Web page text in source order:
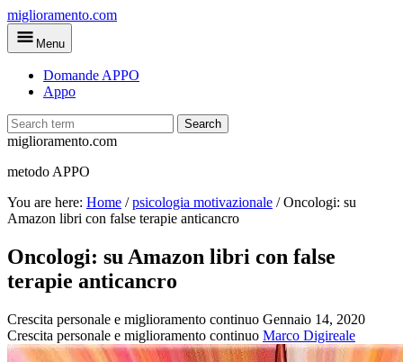
Skip
to
main
miglioramento.com
Menu
Domande APPO
Appo
Search
miglioramento.com
metodo APPO
You are here: Home /psicologia motivazionale /Oncologi: su
Amazon libri con false terapie anticancro
Oncologi: su Amazon libri con false
terapie anticancro
Crescita personale e miglioramento continuo Gennaio 14, 2020
Crescita personale e miglioramento continuo Marco Digireale